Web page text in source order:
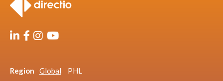
Region Global PHL